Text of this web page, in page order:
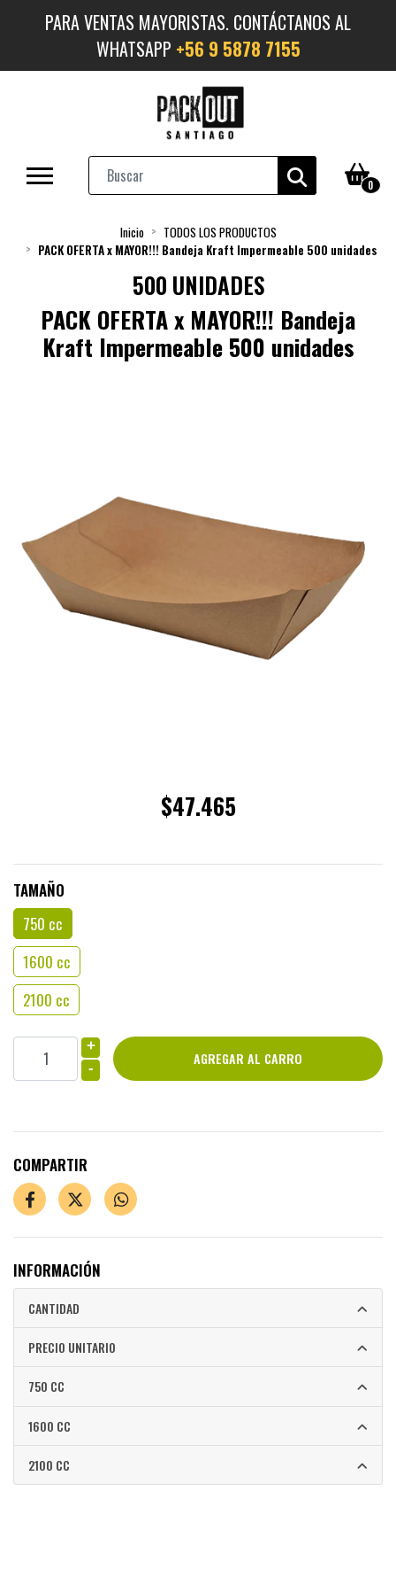
PARA VENTAS MAYORISTAS. CONTÁCTANOS AL
WHATSAPP +56 9 5878 7155
0
Inicio
TODOS LOS PRODUCTOS
PACK OFERTA x MAYOR!!! Bandeja Kraft Impermeable 500 unidades
500 UNIDADES
PACK OFERTA x MAYOR!!! Bandeja
Kraft Impermeable 500 unidades
$47.465
TAMAÑO
750 cc
1600 cc
2100 cc
+
-
COMPARTIR
INFORMACIÓN
CANTIDAD
PRECIO UNITARIO
750 CC
1600 CC
2100 CC